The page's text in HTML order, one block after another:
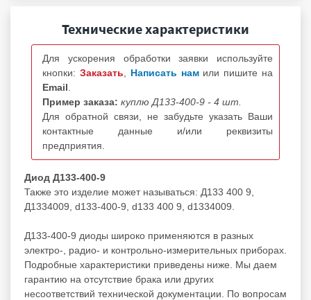
Технические характеристики
Для ускорения обработки заявки используйте
кнопки: Заказать Написать нам или пишите на
Email
Пример заказа: куплю Д133-400-9 - 4 шт.
Для обратной связи, не забудьте указать Ваши
контактные данные и/или реквизиты
предприятия.
Диод Д133-400-9
Также это изделие может называться: Д133 400 9,
Д1334009, d133-400-9, d133 400 9, d1334009.
Д133-400-9 диоды широко применяются в разных
электро-, радио- и контрольно-измерительных приборах.
Подробные характеристики приведены ниже. Мы даем
гарантию на отсутствие брака или других
несоответствий технической документации. По вопросам